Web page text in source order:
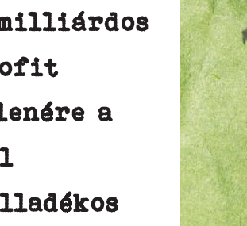
a